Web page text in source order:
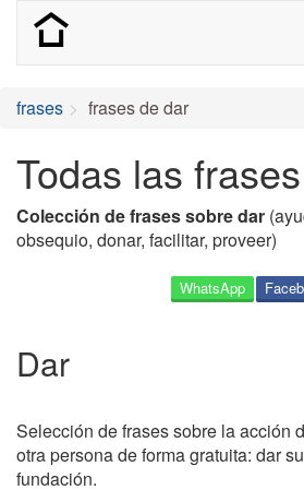
frases frases de dar
Todas las
Colección de frases sobre dar
obsequio, donar, facilitar, proveer)
WhatsApp
Dar
Selección de frases sobre la acción
otra persona de forma gratuita: dar
fundación.